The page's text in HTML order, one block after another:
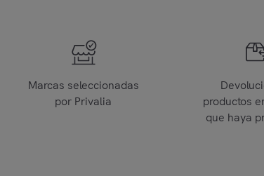
Marcas seleccionadas
por Privalia
productos
que haya